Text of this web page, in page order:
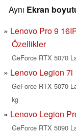
Aynı Ekran
Lenovo Pro 9
Özellikler
GeForce RTX 5070
Lenovo Legion
GeForce RTX 5070
kg
Lenovo Legion
GeForce RTX 5090